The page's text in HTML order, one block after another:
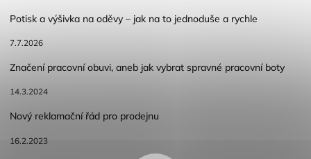
Potisk a výšivka na oděvy – jak na to jednoduše a rychle
7.7.2026
Značení pracovní obuvi, aneb jak vybrat spravné pracovní boty
14.3.2024
Nový reklamační řád pro prodejnu
16.2.2023